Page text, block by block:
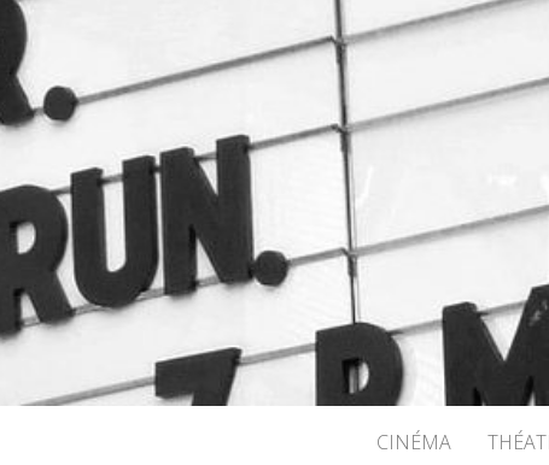
RICHARD
CINÉMA